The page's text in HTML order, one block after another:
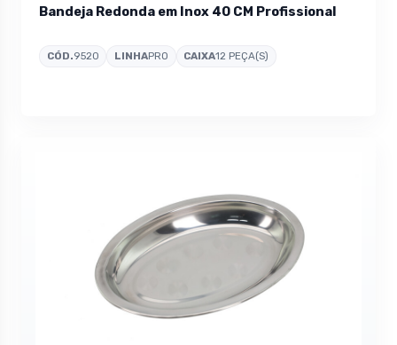
Bandeja Redonda em Inox 40 CM Profissional
CÓD.9520 LINHAPRO CAIXA12 PEÇA(S)